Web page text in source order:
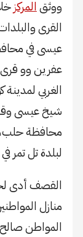
ووثقالمركز
القرى
عيسى في
عفرين وو قرى
الغربي
شيخ عيسى
محافظة حلب،
لبلدة تل
القصف أدى
منازل